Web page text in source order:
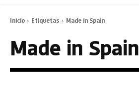
Inicio Etiquetas Made in Spain
Made in Spain